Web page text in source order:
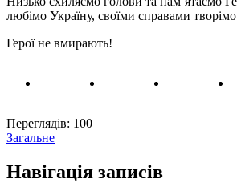
любімо Україну, своїми справами
Герої не вмирають!
Переглядів: 100
Загальне
Навігація записів